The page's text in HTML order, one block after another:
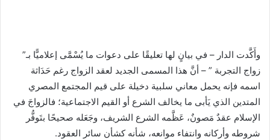
وأَكَّدت الدار – في بيانٍ لها تعليقًا على دعوات ما يُسْمَّى إعلاميًّا بـ”
زواج التجربة ” – أنَّ هذا المسمى الجديد لعقد الزواج رغم حَدَاثة
اسمه فإنه يحمل معاني سلبية دخيلة على قيم المجتمع المصري
المتدين الذي يَأبى ما يخالف الشرع أو القيم الاجتماعية؛ فالزواجَ في
الإسلام عقدٌ مَصونٌ، عَظَّمه الشرع الشريف، وجَعَله صحيحًا بتَوفُّر
شروطه وأركانه وانتفاء موانعه، شأنه كشأن سائر العقود.